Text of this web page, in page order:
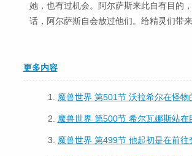
她，也有过机会。阿尔萨斯来此自有目的
话，阿尔萨斯自会放过他们。给精灵们带
更多内容
1. 魔兽世界 第501节 沃拉希尔在怪
2. 魔兽世界 第500节 希尔瓦娜斯站
3. 魔兽世界 第499节 他起初是在前